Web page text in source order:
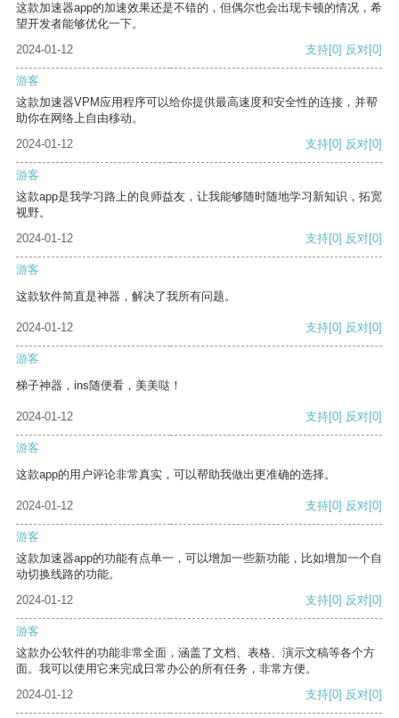
这款加速器app的加速效果还是不错的，但偶尔也会出现卡顿的情况，希
望开发者能够优化一下。
2024-01-12
支持[0] 反对[0]
游客
这款加速器VPM应用程序可以给你提供最高速度和安全性的连接，并帮
助你在网络上自由移动。
2024-01-12
支持[0] 反对[0]
游客
这款app是我学习路上的良师益友，让我能够随时随地学习新知识，拓宽
视野。
2024-01-12
支持[0] 反对[0]
游客
这款软件简直是神器，解决了我所有问题。
2024-01-12 支持[0] 反对[0]
游客
梯子神器，ins随便看，美美哒！
2024-01-12 支持[0] 反对[0]
游客
这款app的用户评论非常真实，可以帮助我做出更准确的选择。
2024-01-12 支持[0] 反对[0]
游客
这款加速器app的功能有点单一，可以增加一些新功能，比如增加一个自
动切换线路的功能。
2024-01-12
支持[0] 反对[0]
游客
这款办公软件的功能非常全面，涵盖了文档、表格、演示文稿等各个方
面。我可以使用它来完成日常办公的所有任务，非常方便。
2024-01-12
支持[0] 反对[0]